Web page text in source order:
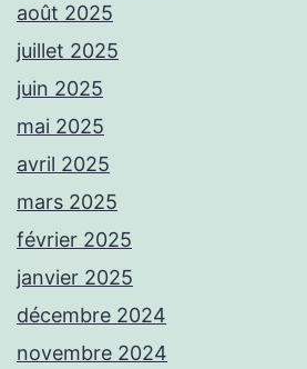
août 2025
juillet 2025
juin 2025
mai 2025
avril 2025
mars 2025
février 2025
janvier 2025
décembre 2024
novembre 2024